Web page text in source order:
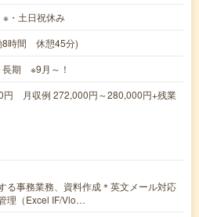
・土日祝休み
8時間 休憩45分)
長期 ※9月～！
円 月収例 272,000円～280,000円+残業
る事務業務、資料作成＊英文メール対応
理（Excel IF/Vlo…